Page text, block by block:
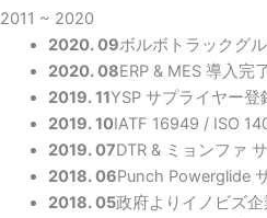
2011 ~ 2020
2020. 09ボルボトラックグ
2020. 08ERP & MES 導入完
2019. 11YSP サプライヤー登
2019. 10IATF 16949 / ISO
2019. 07DTR & ミョンファ
2018. 06Punch Powerglide
2018. 05政府よりイノビズ